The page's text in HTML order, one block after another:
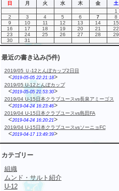
日 月 火 水 木 金
土
1
2
3 4 5 6 7
8
9
10 11 12 13 14
15
16
17 18 19 20 21
22
23
24 25 26 27 28
29
30
31
最近の書き込み(5件)
2019/05 Ｕ-12とんぼカップ2日目
<2019-05-05 22:21:18>
2019/05 U-12とんぼカップ
<2019-05-05 21:53:30>
2019/04 U-15日本クラブユースvs長泉アミーゴス
<2019-04-24 16:23:46>
2019/04 U-15日本クラブユースvs島田FA
<2019-04-24 16:20:21>
2019/04 U-15日本クラブユースvsソーニョFC
<2019-04-17 13:49:39>
カテゴリー
組織
ムンド・サルト紹介
U-12